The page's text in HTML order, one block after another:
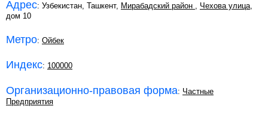
Адрес: Узбекистан, Ташкент, Мирабадский район , Чехова улица,
дом 10
Метро: Ойбек
Индекс: 100000
Организационно-правовая форма: Частные
Предприятия